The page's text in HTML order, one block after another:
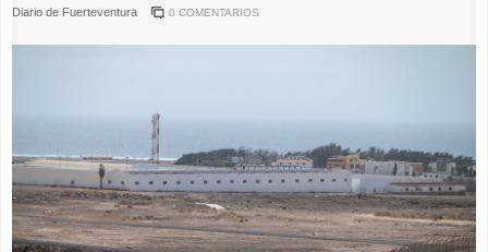
Diario de Fuerteventura 0 COMENTARIOS